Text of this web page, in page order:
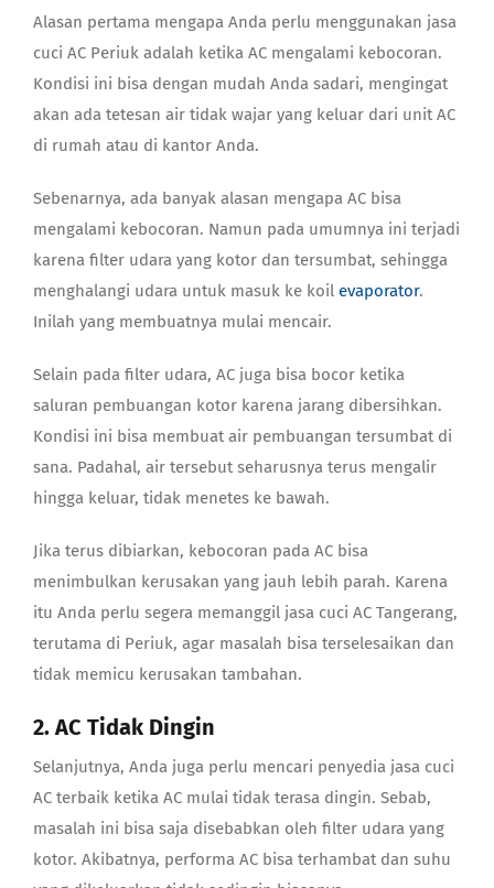
Alasan pertama mengapa Anda perlu menggunakan jasa
cuci AC Periuk adalah ketika AC mengalami kebocoran.
Kondisi ini bisa dengan mudah Anda sadari, mengingat
akan ada tetesan air tidak wajar yang keluar dari unit AC
di rumah atau di kantor Anda.
Sebenarnya, ada banyak alasan mengapa AC bisa
mengalami kebocoran. Namun pada umumnya ini terjadi
karena filter udara yang kotor dan tersumbat, sehingga
menghalangi udara untuk masuk ke koil evaporator.
Inilah yang membuatnya mulai mencair.
Selain pada filter udara, AC juga bisa bocor ketika
saluran pembuangan kotor karena jarang dibersihkan.
Kondisi ini bisa membuat air pembuangan tersumbat di
sana. Padahal, air tersebut seharusnya terus mengalir
hingga keluar, tidak menetes ke bawah.
Jika terus dibiarkan, kebocoran pada AC bisa
menimbulkan kerusakan yang jauh lebih parah. Karena
itu Anda perlu segera memanggil jasa cuci AC Tangerang,
terutama di Periuk, agar masalah bisa terselesaikan dan
tidak memicu kerusakan tambahan.
2. AC Tidak Dingin
Selanjutnya, Anda juga perlu mencari penyedia jasa cuci
AC terbaik ketika AC mulai tidak terasa dingin. Sebab,
masalah ini bisa saja disebabkan oleh filter udara yang
kotor. Akibatnya, performa AC bisa terhambat dan suhu